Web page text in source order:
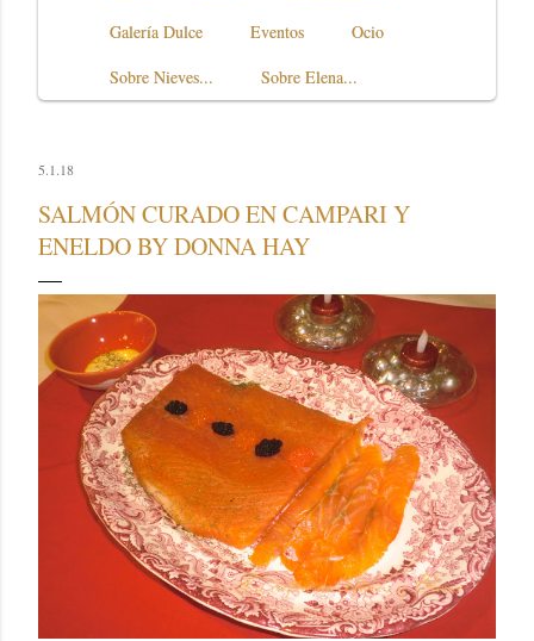
Galería Dulce
Eventos
Ocio
Sobre Nieves...
Sobre Elena...
5.1.18
SALMÓN CURADO EN CAMPARI Y
ENELDO BY DONNA HAY